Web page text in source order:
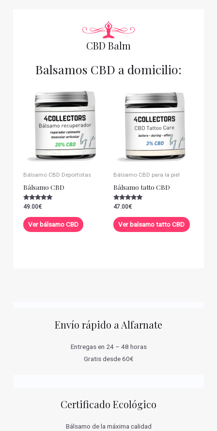
CBD Balm
Balsamos CBD a domicilio:
Bálsamo CBD Deportistas
Bálsamo CBD
Valorado con
de 5
49.00€
Ver bálsamo CBD
Bálsamo CBD para la piel
Bálsamo tatto CBD
Valorado con
de 5
47.00€
Ver balsamo tatto CBD
Envío rápido a Alfarnate
Entregas en 24 – 48 horas
Gratis desde 60€
Certificado Ecológico
Bálsamo de la máxima calidad